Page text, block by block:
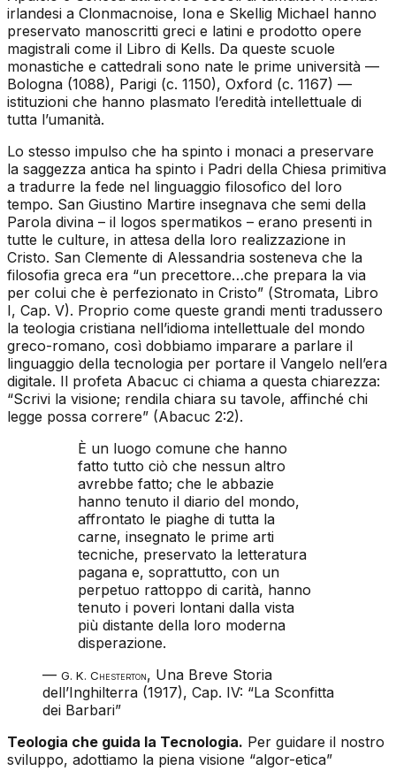
irlandesi a Clonmacnoise, Iona e Skellig Michael hanno
preservato manoscritti greci e latini e prodotto opere
magistrali come il Libro di Kells. Da queste scuole
monastiche e cattedrali sono nate le prime università —
Bologna (1088), Parigi (c. 1150), Oxford (c. 1167) —
istituzioni che hanno plasmato l’eredità intellettuale di
tutta l’umanità.
Lo stesso impulso che ha spinto i monaci a preservare
la saggezza antica ha spinto i Padri della Chiesa primitiva
a tradurre la fede nel linguaggio filosofico del loro
tempo. San Giustino Martire insegnava che semi della
Parola divina – il logos spermatikos – erano presenti in
tutte le culture, in attesa della loro realizzazione in
Cristo. San Clemente di Alessandria sosteneva che la
filosofia greca era “un precettore…che prepara la via
per colui che è perfezionato in Cristo” (Stromata, Libro
I, Cap. V). Proprio come queste grandi menti tradussero
la teologia cristiana nell’idioma intellettuale del mondo
greco-romano, così dobbiamo imparare a parlare il
linguaggio della tecnologia per portare il Vangelo nell’era
digitale. Il profeta Abacuc ci chiama a questa chiarezza:
“Scrivi la visione; rendila chiara su tavole, affinché chi
legge possa correre” (Abacuc 2:2).
È un luogo comune che hanno
fatto tutto ciò che nessun altro
avrebbe fatto; che le abbazie
hanno tenuto il diario del mondo,
affrontato le piaghe di tutta la
carne, insegnato le prime arti
tecniche, preservato la letteratura
pagana e, soprattutto, con un
perpetuo rattoppo di carità, hanno
tenuto i poveri lontani dalla vista
più distante della loro moderna
disperazione.
— G. K. Chesterton, Una Breve Storia
dell’Inghilterra (1917), Cap. IV: “La Sconfitta
dei Barbari”
Teologia che guida la Tecnologia. Per guidare il nostro
sviluppo, adottiamo la piena visione “algor-etica”